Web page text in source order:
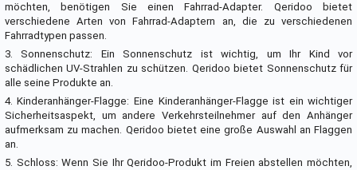
möchten, benötigen Sie einen Fahrrad-Adapter. Qeridoo bietet
verschiedene Arten von Fahrrad-Adaptern an, die zu verschiedenen
Fahrradtypen passen.
3. Sonnenschutz: Ein Sonnenschutz ist wichtig, um Ihr Kind vor
schädlichen UV-Strahlen zu schützen. Qeridoo bietet Sonnenschutz für
alle seine Produkte an.
4. Kinderanhänger-Flagge: Eine Kinderanhänger-Flagge ist ein wichtiger
Sicherheitsaspekt, um andere Verkehrsteilnehmer auf den Anhänger
aufmerksam zu machen. Qeridoo bietet eine große Auswahl an Flaggen
an.
5. Schloss: Wenn Sie Ihr Qeridoo-Produkt im Freien abstellen möchten,